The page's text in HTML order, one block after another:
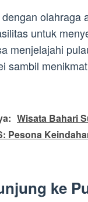
olahraga
untuk
menjelajahi
sambil
Wisata Bahari
Pesona
ke